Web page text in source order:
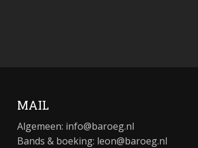
MAIL
Algemeen: info@baroeg.nl
Bands & boeking: leon@baroeg.nl